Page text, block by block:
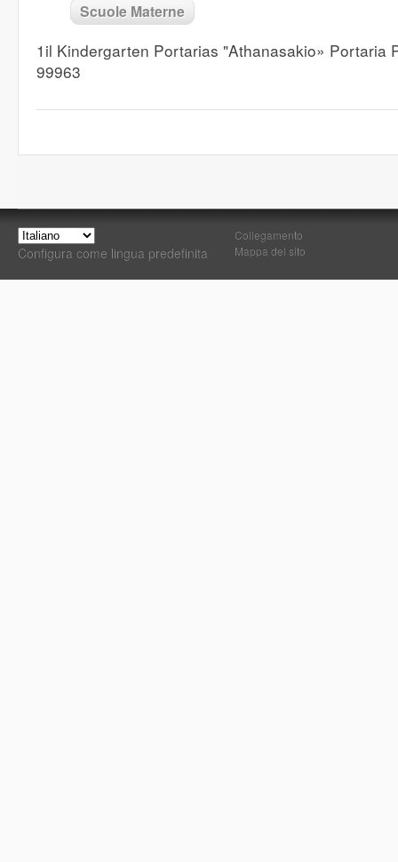
Scuole Materne
1il Kindergarten Portarias "Athanasakio» Portaria
99963
Configura come lingua predefinita
Collegamento
Mappa del sito